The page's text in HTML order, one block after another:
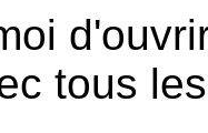
tous les